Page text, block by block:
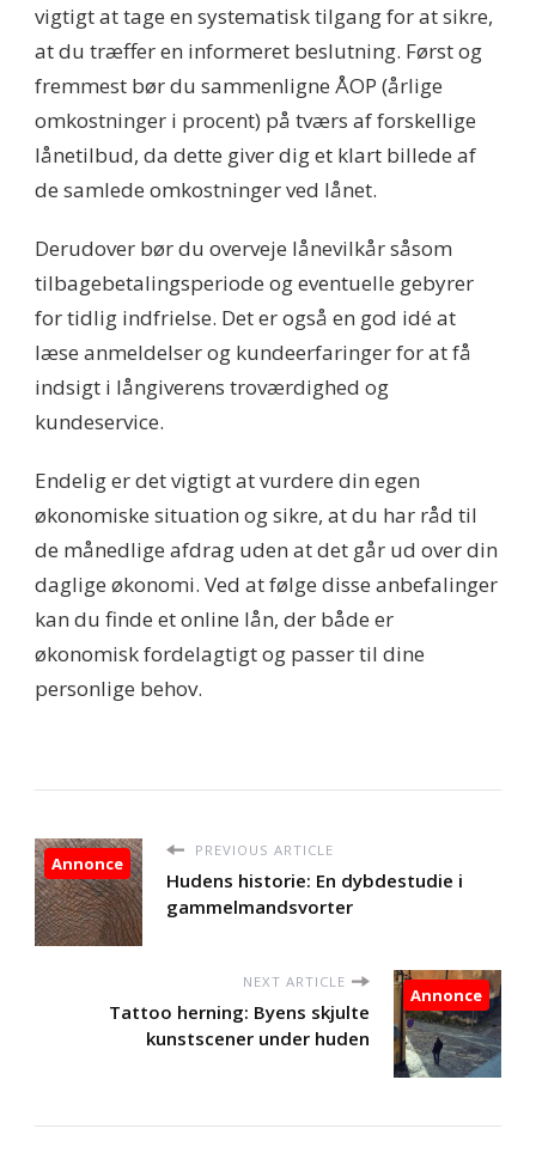
vigtigt at tage en systematisk tilgang for at sikre,
at du træffer en informeret beslutning. Først og
fremmest bør du sammenligne ÅOP (årlige
omkostninger i procent) på tværs af forskellige
lånetilbud, da dette giver dig et klart billede af
de samlede omkostninger ved lånet.
Derudover bør du overveje lånevilkår såsom
tilbagebetalingsperiode og eventuelle gebyrer
for tidlig indfrielse. Det er også en god idé at
læse anmeldelser og kundeerfaringer for at få
indsigt i långiverens troværdighed og
kundeservice.
Endelig er det vigtigt at vurdere din egen
økonomiske situation og sikre, at du har råd til
de månedlige afdrag uden at det går ud over din
daglige økonomi. Ved at følge disse anbefalinger
kan du finde et online lån, der både er
økonomisk fordelagtigt og passer til dine
personlige behov.
PREVIOUS ARTICLE
Hudens historie: En dybdestudie i
gammelmandsvorter
Annonce
NEXT ARTICLE
Tattoo herning: Byens skjulte
kunstscener under huden
Annonce